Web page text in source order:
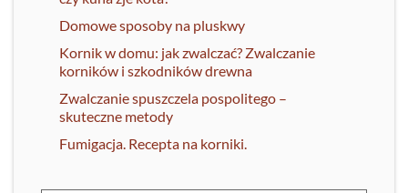
Domowe sposoby na pluskwy
Kornik w domu: jak zwalczać? Zwalczanie
korników i szkodników drewna
Zwalczanie spuszczela pospolitego –
skuteczne metody
Fumigacja. Recepta na korniki.